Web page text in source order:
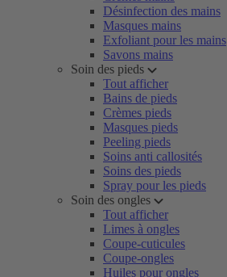
Désinfection des mains
Masques mains
Exfoliant pour les mains
Savons mains
Soin des pieds
Tout afficher
Bains de pieds
Crèmes pieds
Masques pieds
Peeling pieds
Soins anti callosités
Soins des pieds
Spray pour les pieds
Soin des ongles
Tout afficher
Limes à ongles
Coupe-cuticules
Coupe-ongles
Huiles pour ongles